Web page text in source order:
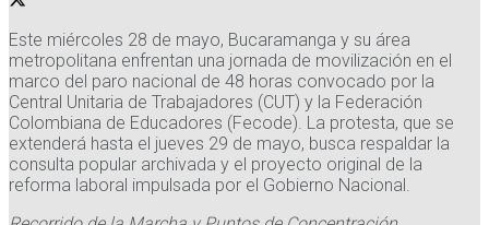
Este miércoles 28 de mayo, Bucaramanga y su área
metropolitana enfrentan una jornada de movilización en el
marco del paro nacional de 48 horas convocado por la
Central Unitaria de Trabajadores (CUT) y la Federación
Colombiana de Educadores (Fecode). La protesta, que se
extenderá hasta el jueves 29 de mayo, busca respaldar la
consulta popular archivada y el proyecto original de la
reforma laboral impulsada por el Gobierno Nacional.